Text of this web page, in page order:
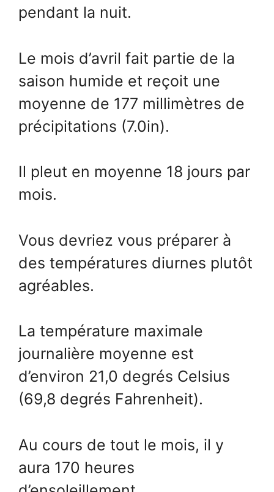
pendant la nuit.
Le mois d’avril fait partie de la
saison humide et reçoit une
moyenne de 177 millimètres de
précipitations (7.0in).
Il pleut en moyenne 18 jours par
mois.
Vous devriez vous préparer à
des températures diurnes plutôt
agréables.
La température maximale
journalière moyenne est
d’environ 21,0 degrés Celsius
(69,8 degrés Fahrenheit).
Au cours de tout le mois, il y
aura 170 heures